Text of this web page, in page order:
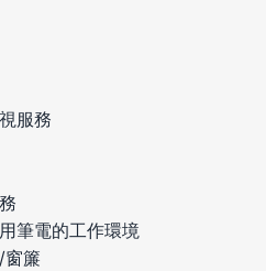
服務
筆電的工作環境
簾